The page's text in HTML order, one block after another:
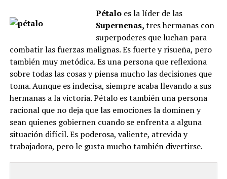
Pétalo es la líder de las
Supernenas,tres hermanas con
superpoderes que luchan para
combatir las fuerzas malignas. Es fuerte y risueña, pero
también muy metódica. Es una persona que reflexiona
sobre todas las cosas y piensa mucho las decisiones que
toma. Aunque es indecisa, siempre acaba llevando a sus
hermanas a la victoria. Pétalo es también una persona
racional que no deja que las emociones la dominen y
sean quienes gobiernen cuando se enfrenta a alguna
situación difícil. Es poderosa, valiente, atrevida y
trabajadora, pero le gusta mucho también divertirse.